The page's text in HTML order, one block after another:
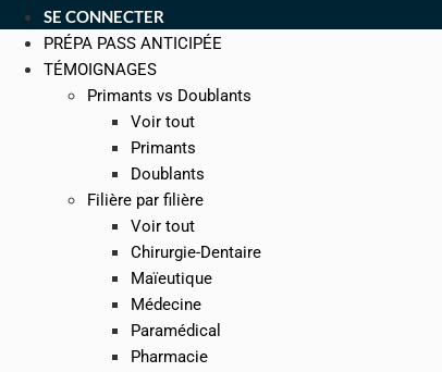
SE CONNECTER
PRÉPA PASS ANTICIPÉE
TÉMOIGNAGES
Primants vs Doublants
Voir tout
Primants
Doublants
Filière par filière
Voir tout
Chirurgie-Dentaire
Maïeutique
Médecine
Paramédical
Pharmacie